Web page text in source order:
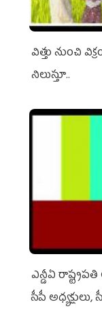
విత్తు నుంచి
నిలుస్తూ..
ఎన్డీఏ
సీపీ